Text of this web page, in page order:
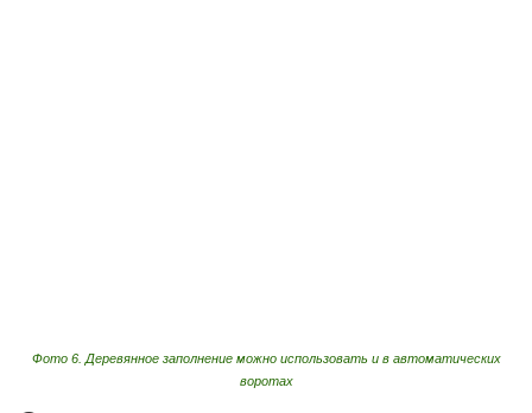
Фото 6. Деревянное заполнение можно использовать и в автоматических
воротах